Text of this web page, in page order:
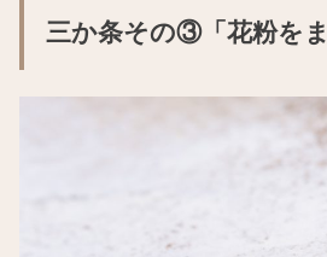
三か条その③「花粉を